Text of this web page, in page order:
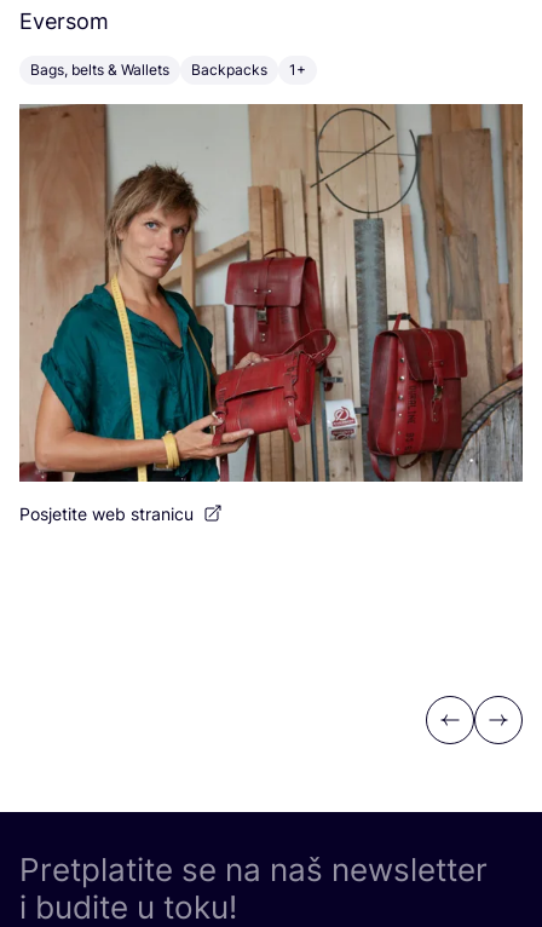
Eversom
Bags, belts & Wallets Backpacks 1+
Posjetite web stranicu
Previous
Next
Pretplatite se na naš newsletter
i budite u toku!